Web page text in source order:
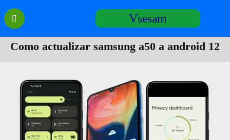
Перейти
содержанию
Vsesam
Como actualizar samsung a50 a android 12